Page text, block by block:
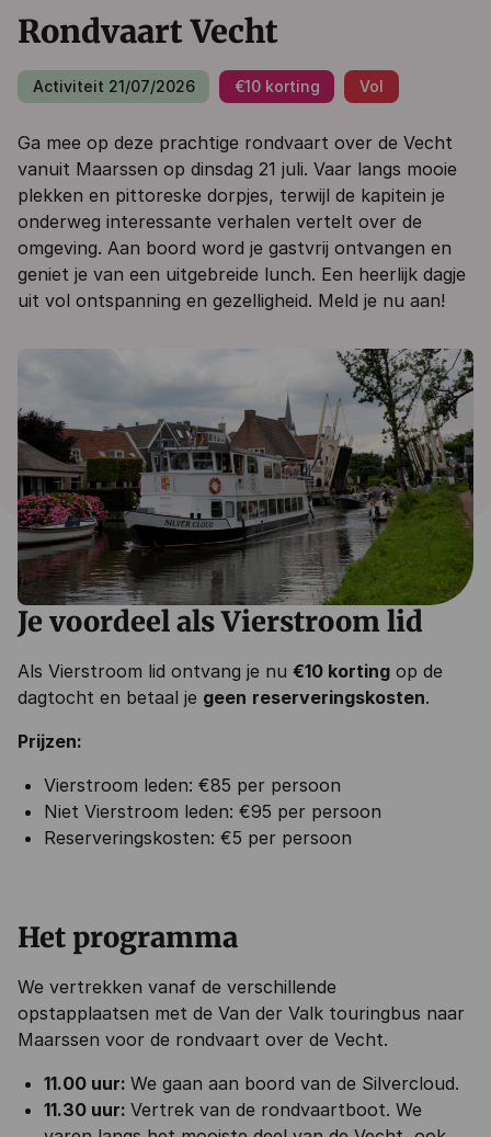
Rondvaart Vecht
Activiteit 21/07/2026 €10 korting Vol
Ga mee op deze prachtige rondvaart over de Vecht
vanuit Maarssen op dinsdag 21 juli. Vaar langs mooie
plekken en pittoreske dorpjes, terwijl de kapitein je
onderweg interessante verhalen vertelt over de
omgeving. Aan boord word je gastvrij ontvangen en
geniet je van een uitgebreide lunch. Een heerlijk dagje
uit vol ontspanning en gezelligheid. Meld je nu aan!
Je voordeel als Vierstroom lid
Als Vierstroom lid ontvang je nu €10 korting op de
dagtocht en betaal je geen reserveringskosten.
Prijzen:
Vierstroom leden: €85 per persoon
Niet Vierstroom leden: €95 per persoon
Reserveringskosten: €5 per persoon
Het programma
We vertrekken vanaf de verschillende
opstapplaatsen met de Van der Valk touringbus naar
Maarssen voor de rondvaart over de Vecht.
11.00 uur: We gaan aan boord van de Silvercloud.
11.30 uur: Vertrek van de rondvaartboot. We